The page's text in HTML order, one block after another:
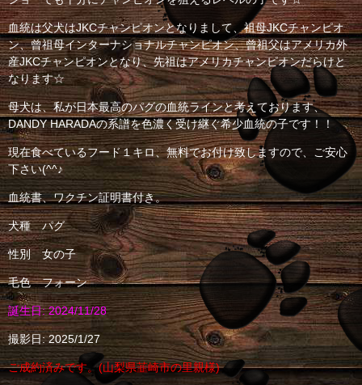
血統は父犬はJKCチャンピオンとなりまして、祖母JKCチャンピオ
ン、曾祖母インターナショナルチャンピオン、曾祖父はアメリカ外
産JKCチャンピオンとなり、先祖はアメリカチャンピオンだらけと
なります☆
母犬は、私が日本最高のパグの血統ラインと考えております、
DANDY HARADAの系譜を色濃く受け継ぐ希少血統の子です！！
現在食べているフード１キロ、無料でお付け致しますので、ご安心
下さい(^^♪
血統書、ワクチン証明書付き。
犬種 パグ
性別 女の子
毛色 フォーン
誕生日: 2024/11/28
撮影日: 2025/1/27
ご成約済みです。(山梨県韮崎市の里親様)